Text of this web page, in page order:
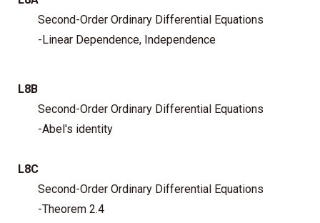
Second-Order Ordinary Differential Equations
-Linear Dependence, Independence
L8B
Second-Order Ordinary Differential Equations
-Abel's identity
L8C
Second-Order Ordinary Differential Equations
-Theorem 2.4